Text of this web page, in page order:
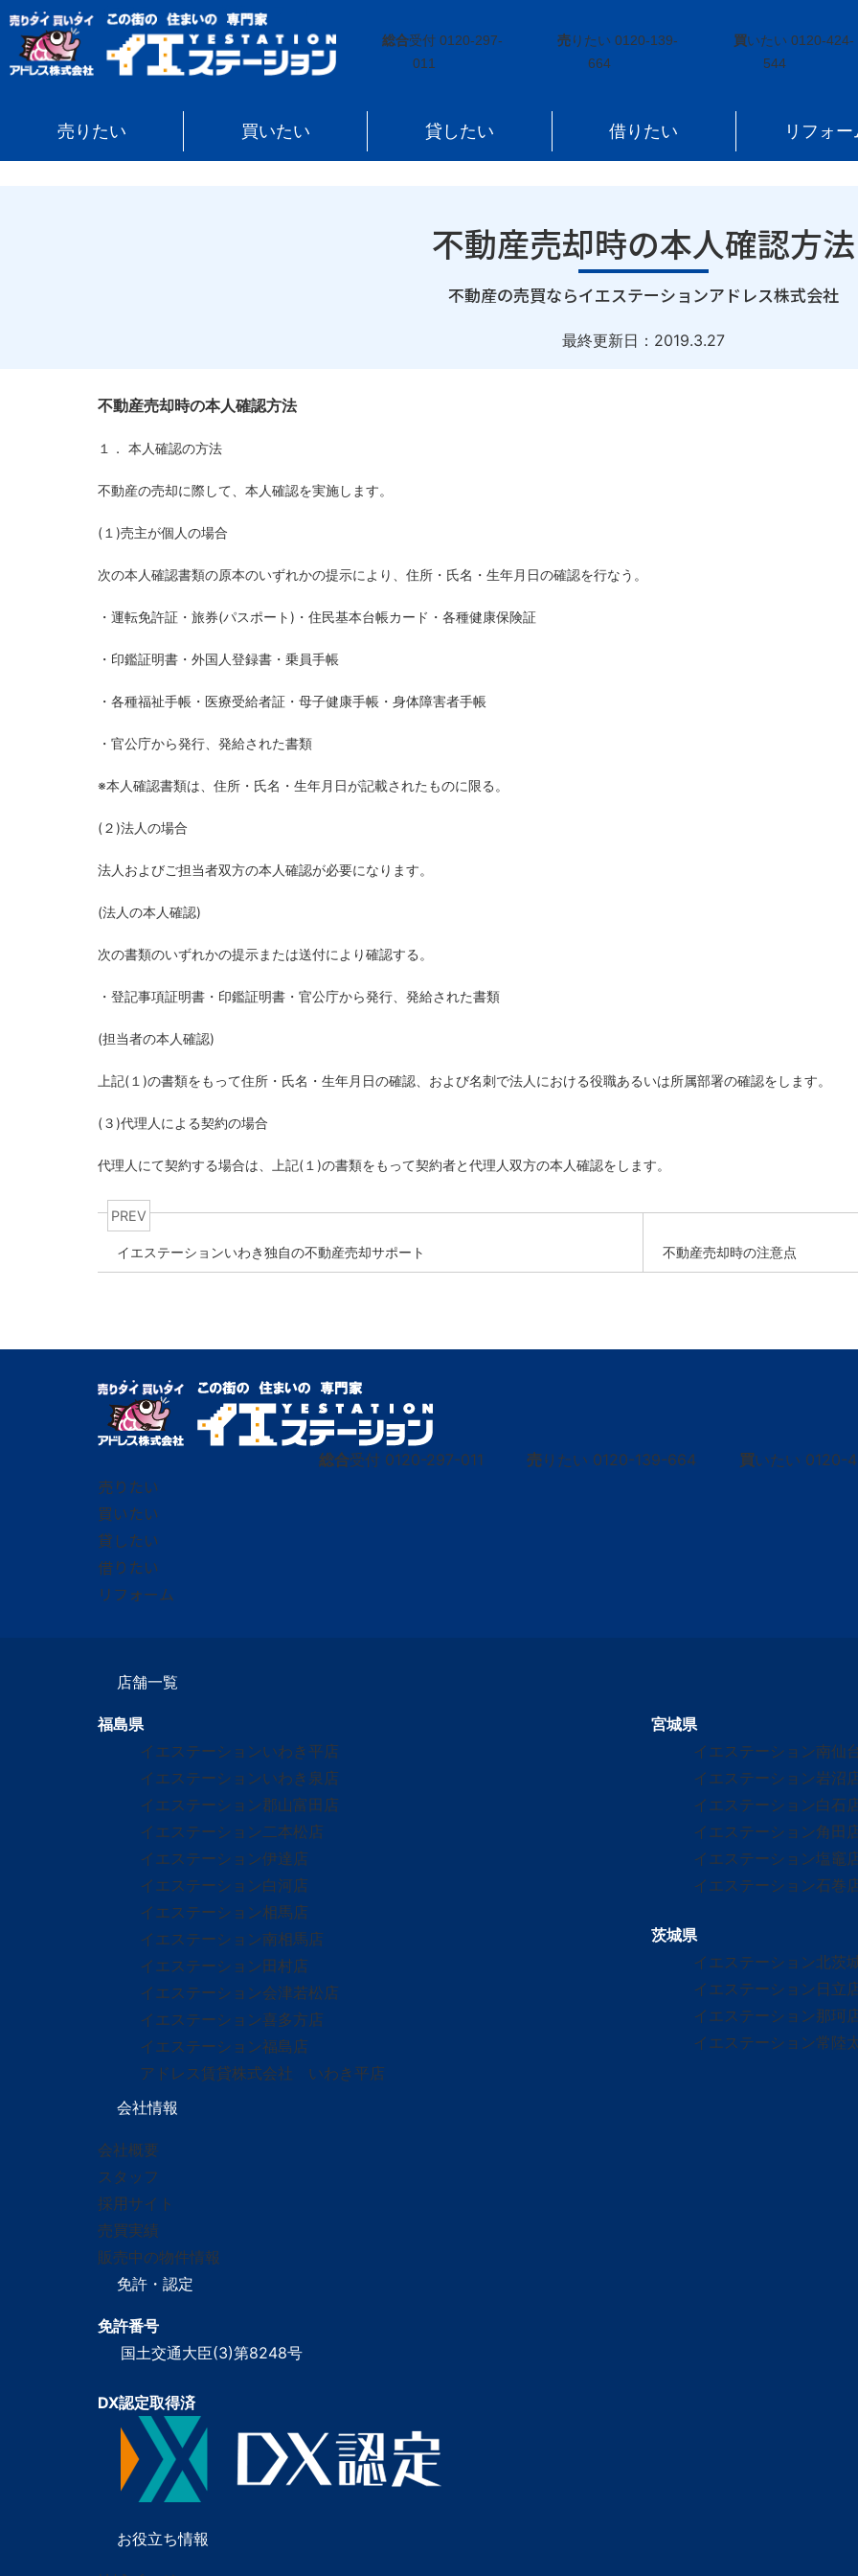
総合受付 0120-297-
011
売りたい 0120-139-
664
買いたい 0120-424-
544
売りたい 買いたい 貸したい 借りたい リフォー
イエステーション » 投稿トップ
不動産売却時の本人確認方法
｜
不動産の売買ならイエステーションアドレス株式会社
最終更新日： 2019.3.27
不動産売却時の本人確認方法
１． 本人確認の方法
不動産の売却に際して、本人確認を実施します。
( １ )売主が個人の場合
次の本人確認書類の原本のいずれかの提示により、住所・氏名・生年月日の確認を行なう。
・運転免許証・旅券(パスポート ) ・住民基本台帳カード・各種健康保険証
・印鑑証明書・外国人登録書・乗員手帳
・各種福祉手帳・医療受給者証・母子健康手帳・身体障害者手帳
・官公庁から発行、発給された書類
※本人確認書類は、住所・氏名・生年月日が記載されたものに限る。
(２ )法人の場合
法人およびご担当者双方の本人確認が必要になります。
(法人の本人確認)
次の書類のいずれかの提示または送付により確認する。
・登記事項証明書・印鑑証明書・官公庁から発行、発給された書類
(担当者の本人確認)
上記( １ )の書類をもって住所・氏名・生年月日の確認、および名刺で法人における役職あるいは所属部署の確認をします。
(３ )代理人による契約の場合
代理人にて契約する場合は、上記( １ )の書類をもって契約者と代理人双方の本人確認をします。
PREV
イエステーションいわき独自の不動産売却サポート 不動産売却時の注意点
総合受付 0120-297-011 売りたい 0120-139-664 買いたい 0120-
売りたい
買いたい
貸したい
借りたい
リフォーム
店舗一覧
福島県
イエステーションいわき平店
イエステーションいわき泉店
イエステーション郡山富田店
イエステーション二本松店
イエステーション伊達店
イエステーション白河店
イエステーション相馬店
イエステーション南相馬店
イエステーション田村店
イエステーション会津若松店
イエステーション喜多方店
イエステーション福島店
アドレス賃貸株式会社 いわき平店
宮城県
イエステーション南仙
イエステーション岩沼
イエステーション白石
イエステーション角田
イエステーション塩竈
イエステーション石巻
茨城県
イエステーション北茨
イエステーション日立
イエステーション那珂
イエステーション常陸
会社情報
会社概要
スタッフ
採用サイト
売買実績
販売中の物件情報
免許・認定
免許番号
国土交通大臣(3)第8248号
DX認定取得済
お役立ち情報